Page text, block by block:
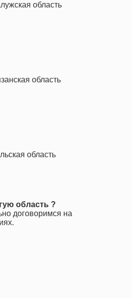
область
область
область
область ?
договоримся на